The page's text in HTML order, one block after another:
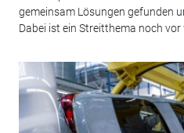
gemeinsam Lösungen gefunden
Dabei ist ein Streitthema noch vor